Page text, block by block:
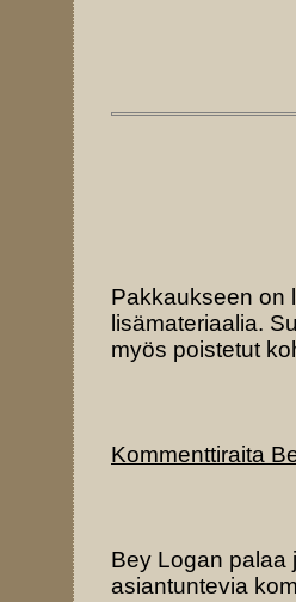
Pakkaukseen on
lisämateriaalia.
myös poistetut
Kommenttiraita
Bey Logan palaa
asiantuntevia